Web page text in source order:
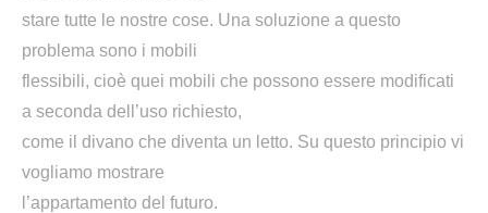
stare tutte le nostre cose. Una soluzione a questo
problema sono i mobili
flessibili, cioè quei mobili che possono essere modificati
a seconda dell’uso richiesto,
come il divano che diventa un letto. Su questo principio vi
vogliamo mostrare
l’appartamento del futuro.